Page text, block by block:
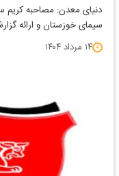
دنیای معدن: مصاحبه
سیمای خوزستان و ارائه
۱۴ مرداد ۱۴۰۴